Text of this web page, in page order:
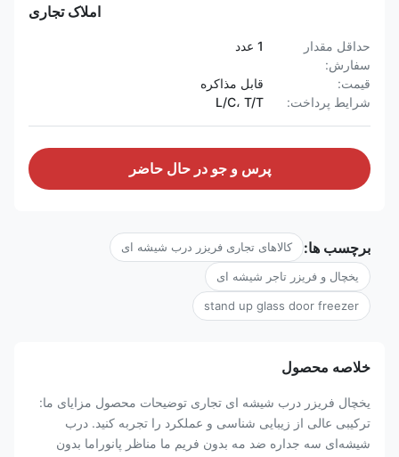
املاک تجاری
حداقل مقدار
سفارش:
1 عدد
قیمت:
قابل مذاکره
شرایط پرداخت:
L/C، T/T
پرس و جو در حال حاضر
برچسب ها: کالاهای تجاری فریزر درب شیشه ای
یخچال و فریزر تاجر شیشه ای
stand up glass door freezer
خلاصه محصول
یخچال فریزر درب شیشه ای تجاری توضیحات محصول مزایای ما:
ترکیبی عالی از زیبایی شناسی و عملکرد را تجربه کنید. درب
شیشه‌ای سه جداره ضد مه بدون فریم ما مناظر پانوراما بدون